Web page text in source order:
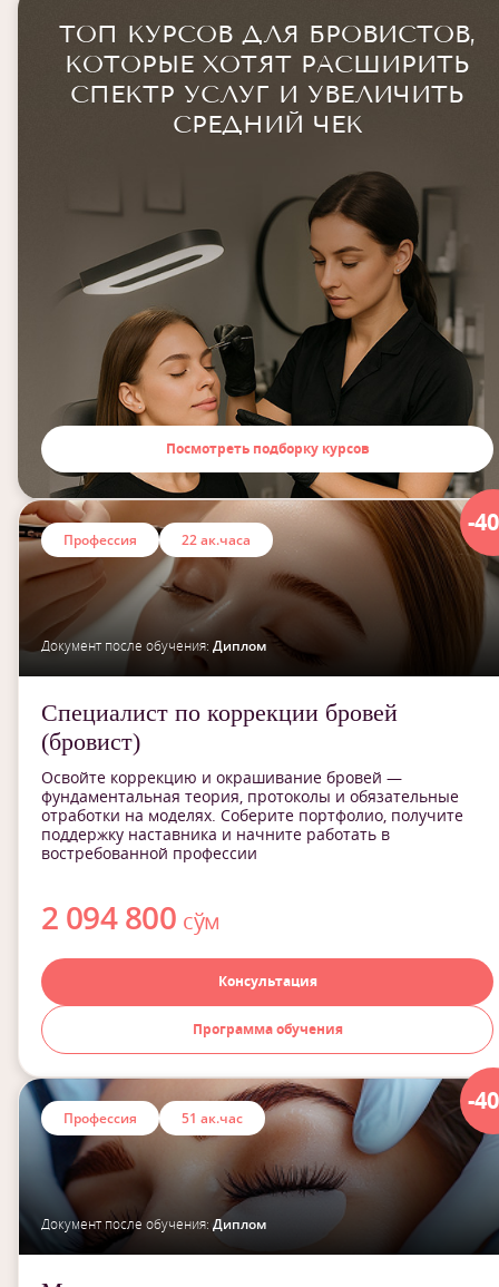
ТОП КУРСОВ ДЛЯ БРОВИСТОВ,
КОТОРЫЕ ХОТЯТ РАСШИРИТЬ
СПЕКТР УСЛУГ И УВЕЛИЧИТЬ
СРЕДНИЙ ЧЕК
Посмотреть подборку курсов
-
Профессия 22 ак.часа
Документ после обучения: Диплом
Специалист по коррекции бровей
(бровист)
Освойте коррекцию и окрашивание бровей —
фундаментальная теория, протоколы и обязательные
отработки на моделях. Соберите портфолио, получите
поддержку наставника и начните работать в
востребованной профессии
2 094 800 сўм
Консультация
Программа обучения
-
Профессия 51 ак.час
Документ после обучения: Диплом